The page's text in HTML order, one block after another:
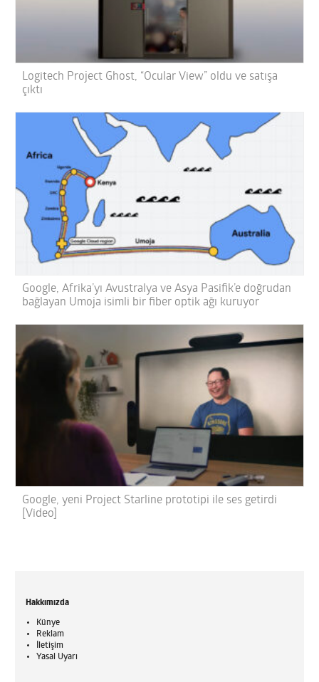
Logitech Project Ghost, “Ocular View” oldu ve satışa
çıktı
Google, Afrika’yı Avustralya ve Asya Pasifik’e doğrudan
bağlayan Umoja isimli bir fiber optik ağı kuruyor
Google, yeni Project Starline prototipi ile ses getirdi
[Video]
Hakkımızda
Künye
Reklam
İletişim
Yasal Uyarı